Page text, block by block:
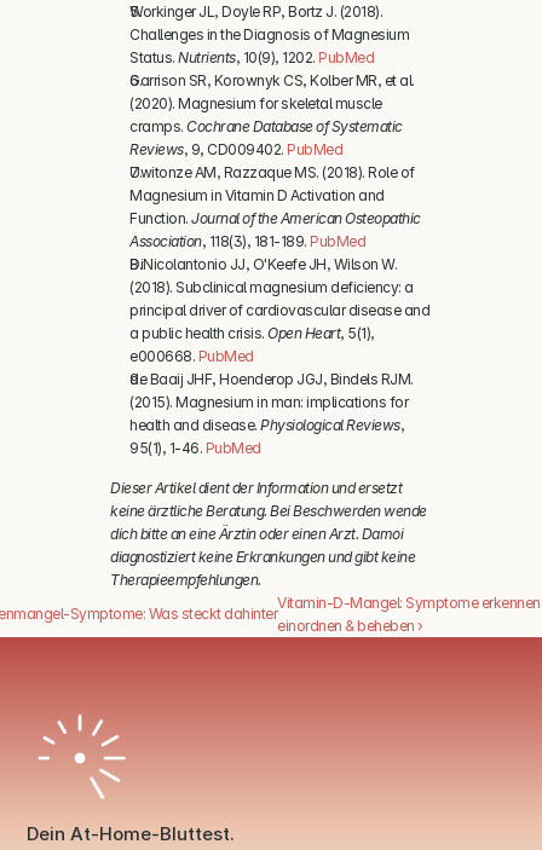
Workinger JL, Doyle RP, Bortz J. (2018).
Challenges in the Diagnosis of Magnesium
Status. Nutrients, 10(9), 1202. PubMed
Garrison SR, Korownyk CS, Kolber MR, et al.
(2020). Magnesium for skeletal muscle
cramps. Cochrane Database of Systematic
Reviews, 9, CD009402. PubMed
Uwitonze AM, Razzaque MS. (2018). Role of
Magnesium in Vitamin D Activation and
Function. Journal of the American Osteopathic
Association, 118(3), 181-189. PubMed
DiNicolantonio JJ, O'Keefe JH, Wilson W.
(2018). Subclinical magnesium deficiency: a
principal driver of cardiovascular disease and
a public health crisis. Open Heart, 5(1),
e000668. PubMed
de Baaij JHF, Hoenderop JGJ, Bindels RJM.
(2015). Magnesium in man: implications for
health and disease. Physiological Reviews,
95(1), 1-46. PubMed
Dieser Artikel dient der Information und ersetzt
keine ärztliche Beratung. Bei Beschwerden wende
dich bitte an eine Ärztin oder einen Arzt. Damoi
diagnostiziert keine Erkrankungen und gibt keine
Therapieempfehlungen.
Symptome: Was steckt dahinter
Vitamin-D-Mangel: Symptome
einordnen & beheben ›
Dein At-Home-Bluttest.